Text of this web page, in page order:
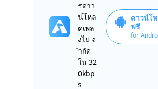
รดาว
น์โหล
ดเพล
งไม่ จ
ำกัด
ใน 32
0kbp
s
ดาวน์โ
ฟรี
for